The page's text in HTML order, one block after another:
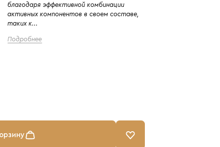
благодаря эффективной комбинации
активных компонентов в своем составе,
таких к...
Подробнее